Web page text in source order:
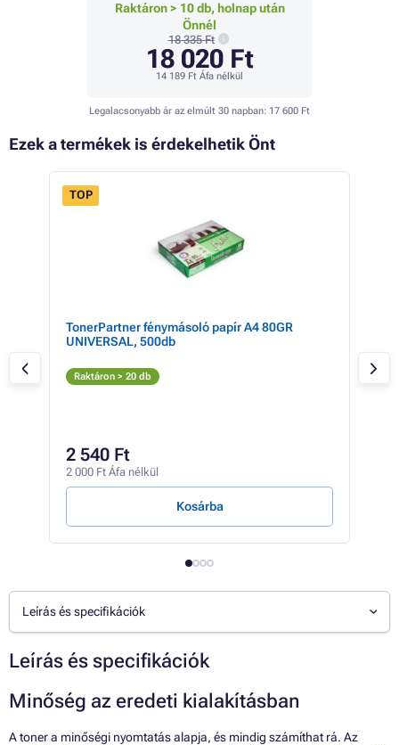
Raktáron > 10 db, holnap után
Önnél
18 335 Ft
18 020 Ft
14 189 Ft Áfa nélkül
Legalacsonyabb ár az elmúlt 30 napban: 17 600 Ft
Ezek a termékek is érdekelhetik Önt
TOP
TonerPartner fénymásoló papír A4 80GR
UNIVERSAL, 500db
Raktáron > 20 db
2 540 Ft
2 000 Ft Áfa nélkül
Kosárba
Leírás és specifikációk
Leírás és specifikációk
Minőség az eredeti kialakításban
A toner a minőségi nyomtatás alapja, és mindig számíthat rá. Az